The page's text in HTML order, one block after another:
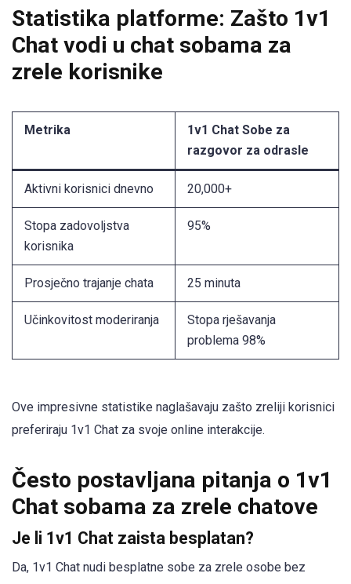
Statistika platforme: Zašto 1v1
Chat vodi u chat sobama za
zrele korisnike
Metrika
1v1 Chat Sobe za
razgovor za odrasle
Aktivni korisnici dnevno 20,000+
Stopa zadovoljstva
korisnika
95%
Prosječno trajanje chata 25 minuta
Učinkovitost moderiranja
Stopa rješavanja
problema 98%
Ove impresivne statistike naglašavaju zašto zreliji korisnici
preferiraju 1v1 Chat za svoje online interakcije.
Često postavljana pitanja o 1v1
Chat sobama za zrele chatove
Je li 1v1 Chat zaista besplatan?
Da, 1v1 Chat nudi besplatne sobe za zrele osobe bez